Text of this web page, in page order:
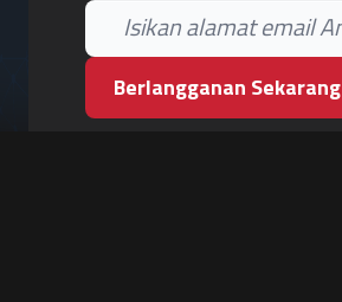
Berlangganan Sekarang